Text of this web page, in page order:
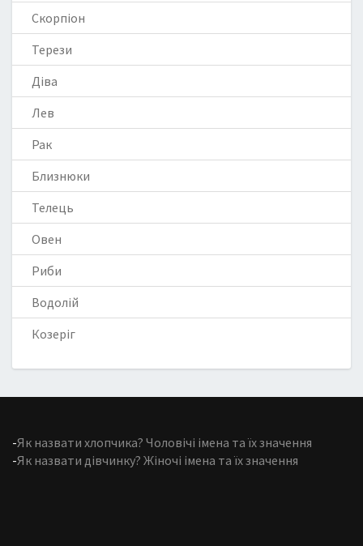
Скорпіон
Терези
Діва
Лев
Рак
Близнюки
Телець
Овен
Риби
Водолій
Козеріг
-Як назвати хлопчика? Чоловічі імена та їх значення
-Як назвати дівчинку? Жіночі імена та їх значення